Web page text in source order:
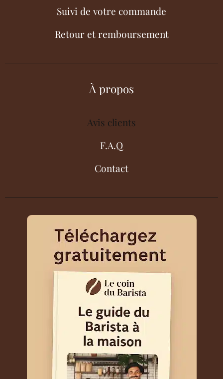
Suivi de votre commande
Retour et remboursement
À propos
Avis clients
F.A.Q
Contact